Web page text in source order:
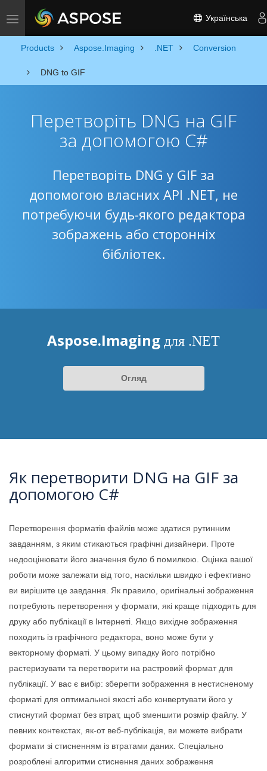
Toggle navigation Українська
Products Aspose.Imaging .NET Conversion
DNG to GIF
Перетворіть DNG на GIF
за допомогою C#
Перетворіть DNG у GIF за
допомогою власних API .NET, не
потребуючи будь-якого редактора
зображень або сторонніх
бібліотек.
Aspose.Imaging для .NET
Огляд
Як перетворити DNG на GIF за
допомогою C#
Перетворення форматів файлів може здатися рутинним
завданням, з яким стикаються графічні дизайнери. Проте
недооцінювати його значення було б помилкою. Оцінка вашої
роботи може залежати від того, наскільки швидко і ефективно
ви вирішите це завдання. Як правило, оригінальні зображення
потребують перетворення у формати, які краще підходять для
друку або публікації в Інтернеті. Якщо вихідне зображення
походить із графічного редактора, воно може бути у
векторному форматі. У цьому випадку його потрібно
растеризувати та перетворити на растровий формат для
публікації. У вас є вибір: зберегти зображення в нестисненому
форматі для оптимальної якості або конвертувати його у
стиснутий формат без втрат, щоб зменшити розмір файлу. У
певних контекстах, як-от веб-публікація, ви можете вибрати
формати зі стисненням із втратами даних. Спеціально
розроблені алгоритми стиснення даних зображення